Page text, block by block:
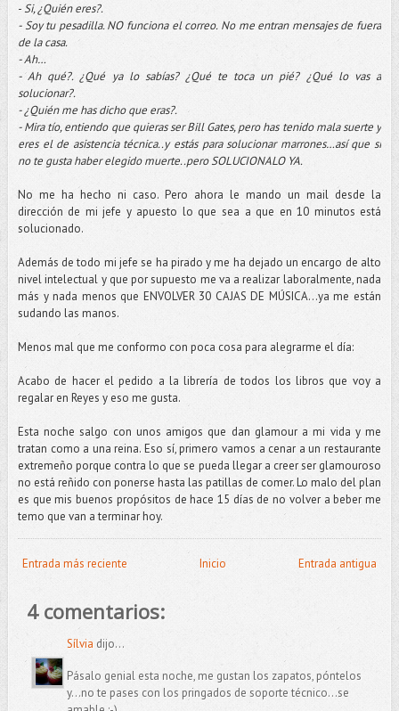
- Si, ¿Quién eres?.
- Soy tu pesadilla. NO funciona el correo. No me entran mensajes de fuera
de la casa.
- Ah…
- Ah qué?. ¿Qué ya lo sabías? ¿Qué te toca un pié? ¿Qué lo vas a
solucionar?.
- ¿Quién me has dicho que eras?.
- Mira tío, entiendo que quieras ser Bill Gates, pero has tenido mala suerte y
eres el de asistencia técnica..y estás para solucionar marrones…así que si
no te gusta haber elegido muerte..pero SOLUCIONALO YA.
No me ha hecho ni caso. Pero ahora le mando un mail desde la
dirección de mi jefe y apuesto lo que sea a que en 10 minutos está
solucionado.
Además de todo mi jefe se ha pirado y me ha dejado un encargo de alto
nivel intelectual y que por supuesto me va a realizar laboralmente, nada
más y nada menos que ENVOLVER 30 CAJAS DE MÚSICA…ya me están
sudando las manos.
Menos mal que me conformo con poca cosa para alegrarme el día:
Acabo de hacer el pedido a la librería de todos los libros que voy a
regalar en Reyes y eso me gusta.
Esta noche salgo con unos amigos que dan glamour a mi vida y me
tratan como a una reina. Eso sí, primero vamos a cenar a un restaurante
extremeño porque contra lo que se pueda llegar a creer ser glamouroso
no está reñido con ponerse hasta las patillas de comer. Lo malo del plan
es que mis buenos propósitos de hace 15 días de no volver a beber me
temo que van a terminar hoy.
Entrada más reciente Entrada antigua
Inicio
4 comentarios:
Sílvia dijo...
Pásalo genial esta noche, me gustan los zapatos, póntelos
y...no te pases con los pringados de soporte técnico...se